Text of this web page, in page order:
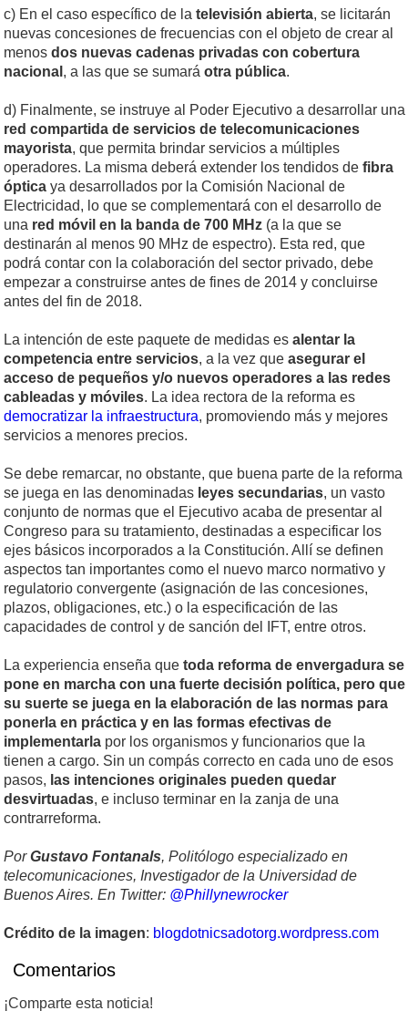
c) En el caso específico de la televisión abierta, se licitarán
nuevas concesiones de frecuencias con el objeto de crear al
menos dos nuevas cadenas privadas con cobertura
nacional , a las que se sumará otra pública.
d) Finalmente, se instruye al Poder Ejecutivo a desarrollar una
red compartida de servicios de telecomunicaciones
mayorista, que permita brindar servicios a múltiples
operadores. La misma deberá extender los tendidos de fibra
óptica ya desarrollados por la Comisión Nacional de
Electricidad, lo que se complementará con el desarrollo de
una red móvil en la banda de 700 MHz (a la que se
destinarán al menos 90 MHz de espectro). Esta red, que
podrá contar con la colaboración del sector privado, debe
empezar a construirse antes de fines de 2014 y concluirse
antes del fin de 2018.
La intención de este paquete de medidas es alentar la
competencia entre servicios, a la vez que asegurar el
acceso de pequeños y/o nuevos operadores a las redes
cableadas y móviles. La idea rectora de la reforma es
democratizar la infraestructura, promoviendo más y mejores
servicios a menores precios.
Se debe remarcar, no obstante, que buena parte de la reforma
se juega en las denominadas leyes secundarias, un vasto
conjunto de normas que el Ejecutivo acaba de presentar al
Congreso para su tratamiento, destinadas a especificar los
ejes básicos incorporados a la Constitución. Allí se definen
aspectos tan importantes como el nuevo marco normativo y
regulatorio convergente (asignación de las concesiones,
plazos, obligaciones, etc.) o la especificación de las
capacidades de control y de sanción del IFT, entre otros.
La experiencia enseña que toda reforma de envergadura se
pone en marcha con una fuerte decisión política, pero que
su suerte se juega en la elaboración de las normas para
ponerla en práctica y en las formas efectivas de
implementarla por los organismos y funcionarios que la
tienen a cargo. Sin un compás correcto en cada uno de esos
pasos, las intenciones originales pueden quedar
desvirtuadas, e incluso terminar en la zanja de una
contrarreforma.
PorGustavo Fontanals, Politólogo especializado en
telecomunicaciones, Investigador de la Universidad de
Buenos Aires. En Twitter: @Phillynewrocker
Crédito de la imagen: blogdotnicsadotorg.wordpress.com
Comentarios
¡Comparte esta noticia!